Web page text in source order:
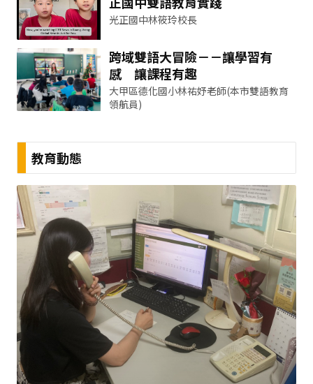
光正國中林筱玲校長
跨域雙語大冒險－－讓學習有
感 讓課程有趣
大甲區德化國小林祐妤老師(本市雙語教育
領航員)
教育動態